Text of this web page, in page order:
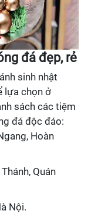
đá đẹp, rẻ
sinh nhật
lựa chọn ở
sách các tiệm
đá độc đáo:
Hoàn
Quán
Nội.